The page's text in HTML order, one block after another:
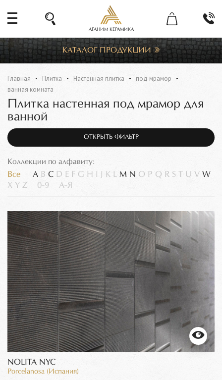
АГАНИМ КЕРАМИКА
КАТАЛОГ ПРОДУКЦИИ
Главная Плитка Настенная плитка
под мрамор
ванная комната
Плитка настенная под мрамор для
ванной
ОТКРЫТЬ ФИЛЬТР
Коллекции по алфавиту:
Все A B C D E F G H K L M N O P Q R S U V W
X Y Z 0-9 А-Я
NOLITA NYC
Porcelanosa (Испания)